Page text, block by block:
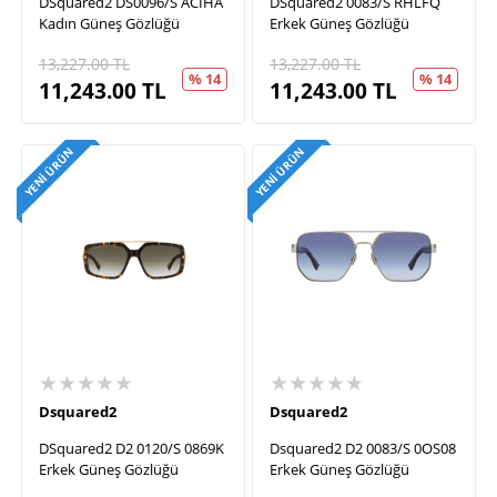
Kadın Güneş Gözlüğü
13,227.00TL
11,243.00TL % 14
Erkek Güneş Gözlüğü
13,227.00TL
11,243.00TL % 14
YENI ÜRÜN
★★★★★
Dsquared2
DSquared2 D2 0120/S 0869K
Erkek Güneş Gözlüğü
YENI ÜRÜN
★★★★★
Dsquared2
Dsquared2 D2 0083/S 0OS08
Erkek Güneş Gözlüğü